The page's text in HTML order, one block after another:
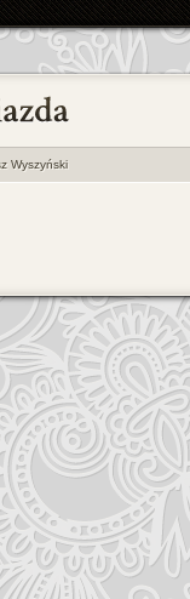
Wyszyński